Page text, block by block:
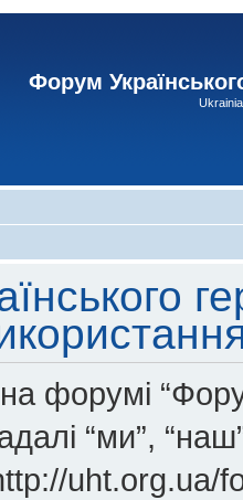
Форум
форумі
“ми”,
uht.org.ua/